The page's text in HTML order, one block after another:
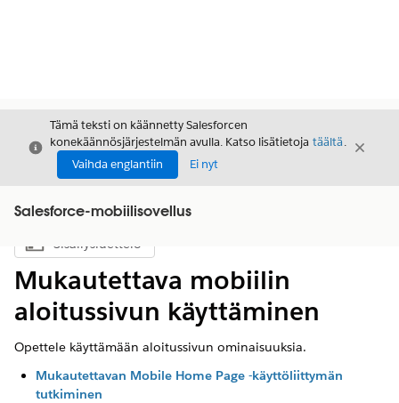
Sulje
Tämä teksti on käännetty Salesforcen
konekäännösjärjestelmän avulla. Katso lisätietoja täältä.
Vaihda englantiin
Ei nyt
Sulje
Salesforce-mobiilisovellus
Näytä sisällysluettelo
Sisällysluettelo
Mukautettava mobiilin
aloitussivun käyttäminen
Opettele käyttämään aloitussivun ominaisuuksia.
Mukautettavan Mobile Home Page -käyttöliittymän
tutkiminen